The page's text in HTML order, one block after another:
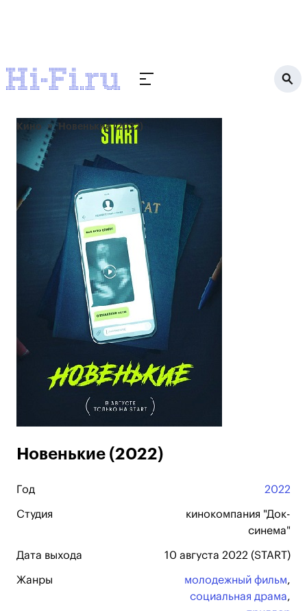
Кино Новенькие (2022)
Новенькие (2022)
Год 2022
Студия
кинокомпания "Док-
синема"
Дата выхода 10 августа 2022 (START)
Жанры молодежный фильм,
социальная драма,